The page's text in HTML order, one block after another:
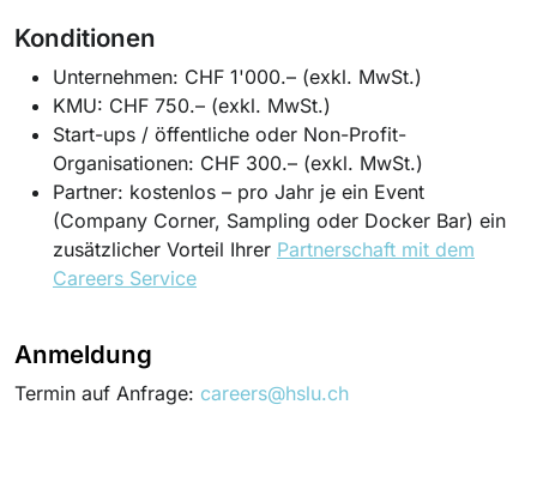
Konditionen
Unternehmen: CHF 1'000.– (exkl. MwSt.)
KMU: CHF 750.– (exkl. MwSt.)
Start-ups / öffentliche oder Non-Profit-
Organisationen: CHF 300.– (exkl. MwSt.)
Partner: kostenlos – pro Jahr je ein Event
(Company Corner, Sampling oder Docker Bar) ein
zusätzlicher Vorteil Ihrer Partnerschaft mit dem
Careers Service
Anmeldung
Termin auf Anfrage: careers@hslu.ch